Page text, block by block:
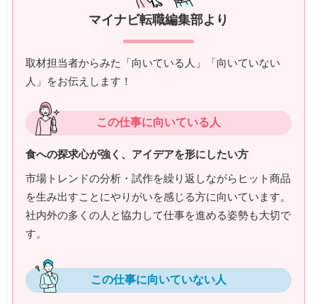
マイナビ転職編集部より
取材担当者からみた「向いている人」「向いていない
人」をお伝えします！
この仕事に向いている人
食への探求心が強く、アイデアを形にしたい方
市場トレンドの分析・試作を繰り返しながらヒット商品
を生み出すことにやりがいを感じる方に向いています。
社内外の多くの人と協力して仕事を進める姿勢も大切で
す。
この仕事に向いていない人